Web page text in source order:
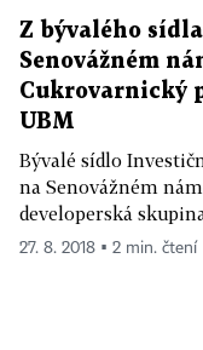
Z bývalého
Senovážném
Cukrovarnický
UBM
Bývalé sídlo
na Senovážném
developerská
27. 8. 2018 ▪ 2 min. čtení